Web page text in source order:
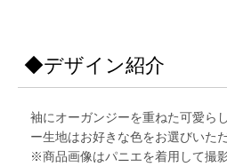
◆デザイン紹介
袖にオーガンジーを重ねた可愛ら
ー生地はお好きな色をお選びいた
※商品画像はパニエを着用して撮